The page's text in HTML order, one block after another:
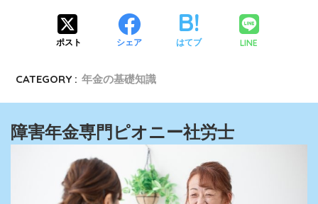
ポスト シェア はてブ LINE
CATEGORY : 年金の基礎知識
障害年金専門ピオニー社労士